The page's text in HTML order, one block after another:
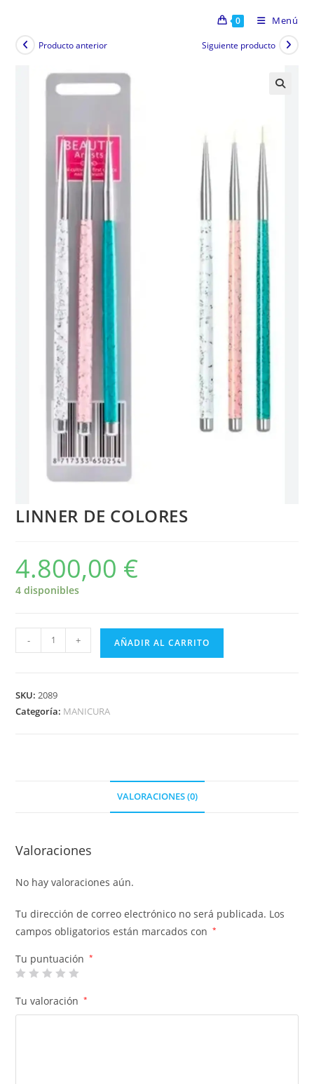
0 Menú
Producto anterior Siguiente producto
LINNER DE COLORES
4.800,00 €
4 disponibles
- + AÑADIR AL CARRITO
SKU:2089
Categoría: MANICURA
VALORACIONES (0)
Valoraciones
No hay valoraciones aún.
Tu dirección de correo electrónico no será publicada. Los
campos obligatorios están marcados con
*
Tu puntuación *
Tu valoración *